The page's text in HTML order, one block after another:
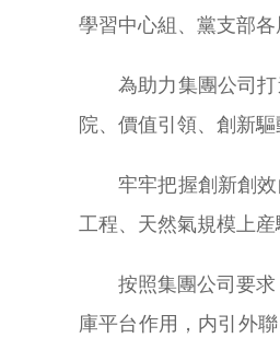
學習中心組、黨支部
為助力集團公司
院、價值引領、創新
牢牢把握創新創
工程、天然氣規模上
按照集團公司要
庫平台作用，内引外